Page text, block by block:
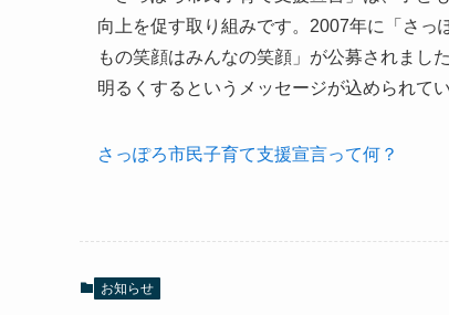
向上を促す取り組みです。2007年に「さ
もの笑顔はみんなの笑顔」が公募されまし
明るくするというメッセージが込められて
さっぽろ市民子育て支援宣言って何？
お知らせ